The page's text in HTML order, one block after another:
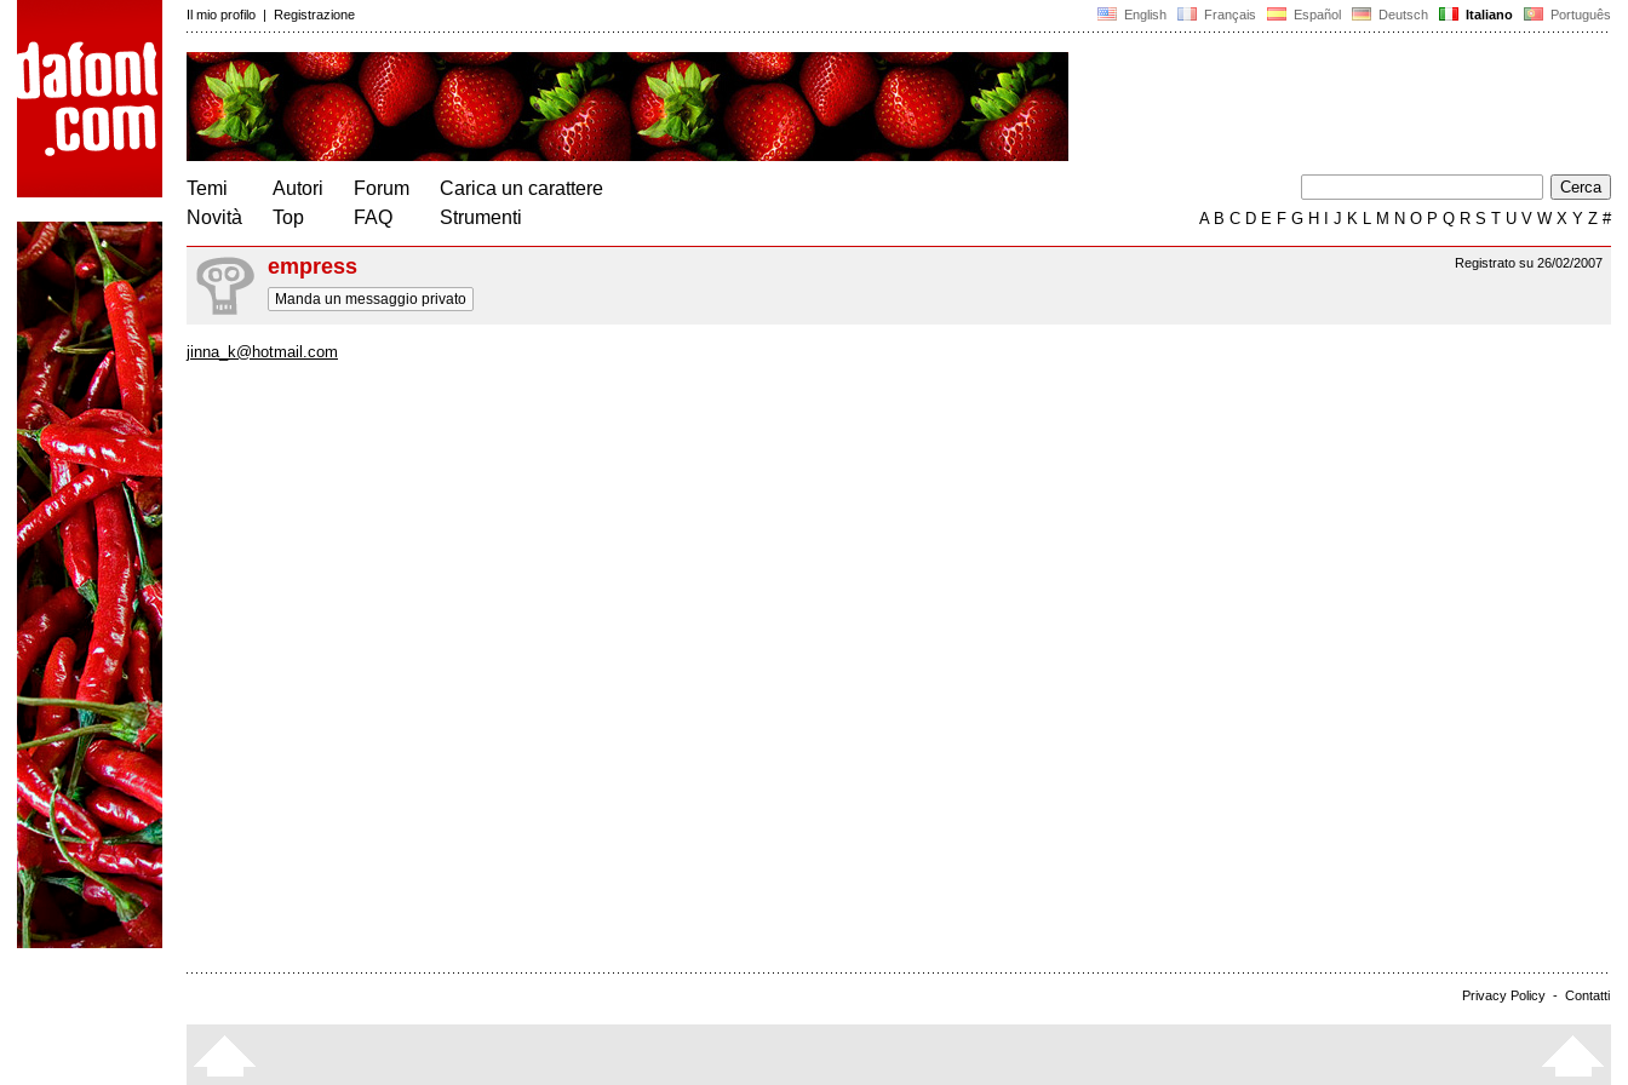
English Français Español Deutsch Italiano Português
Il mio profilo | Registrazione
Temi
Novità
Autori
Top
Forum
FAQ
Carica un carattere
Strumenti
AB C D E F G H J K L M N O P Q R S T U V W X Y Z #
Registrato su 26/02/2007
empress
Manda un messaggio privato
jinna_k@hotmail.com
Privacy Policy - Contatti